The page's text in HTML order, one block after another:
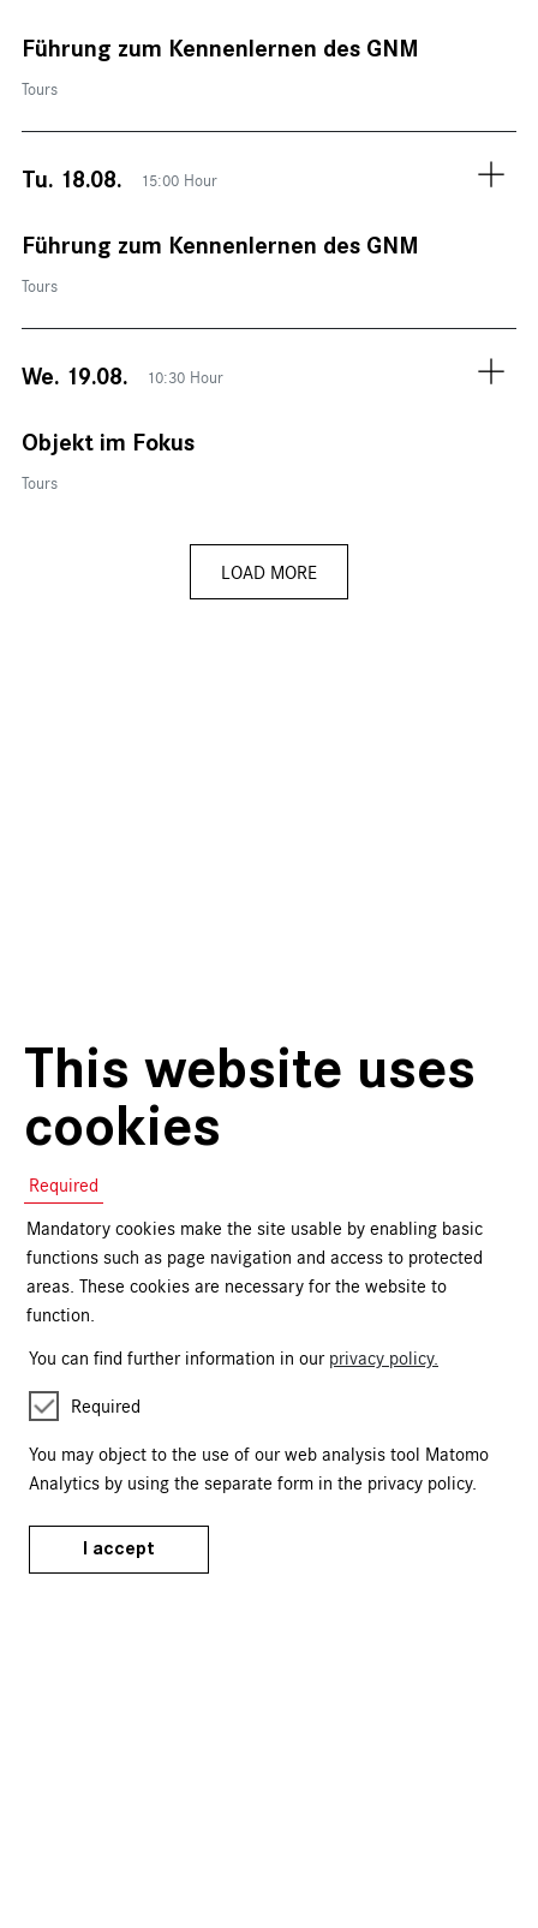
This website uses
cookies
Required
Mandatory cookies make the site usable by enabling basic
functions such as page navigation and access to protected
areas. These cookies are necessary for the website to
function.
You can find further information in our privacy policy.
Required
You may object to the use of our web analysis tool Matomo
Analytics by using the separate form in the privacy policy.
I accept
Führung zum Kennenlernen des GNM
Tours
Tu. 18.08. 15:00 Hour
Führung zum Kennenlernen des GNM
Tours
We. 19.08. 10:30 Hour
Objekt im Fokus
Tours
LOAD MORE
Kartäusergasse 1
90402 Nürnberg
onlineshop@gnm.de
Tickets
Events Calendar
Tours & Events
Publications
Merchandise